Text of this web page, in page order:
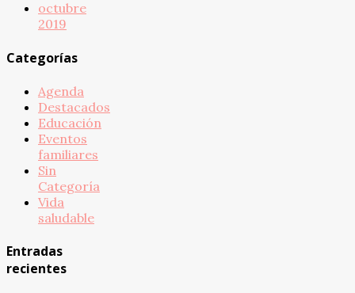
octubre
2019
Categorías
Agenda
Destacados
Educación
Eventos
familiares
Sin
Categoría
Vida
saludable
Entradas
recientes